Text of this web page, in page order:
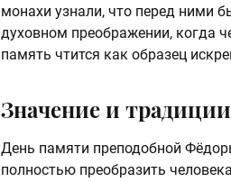
монахи узнали, что перед ними
духовном преображении, когда
память чтится как образец
Значение и
День памяти преподобной
полностью преобразить